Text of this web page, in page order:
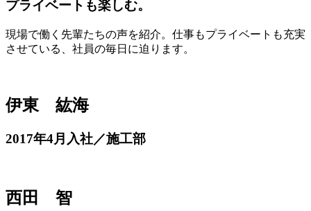
プライベートも楽しむ。
現場で働く先輩たちの声を紹介。仕事もプライベートも充実
させている、社員の毎日に迫ります。
伊東 紘海
2017年4月入社／施工部
西田 智